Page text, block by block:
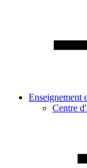
Enseignement
Centre